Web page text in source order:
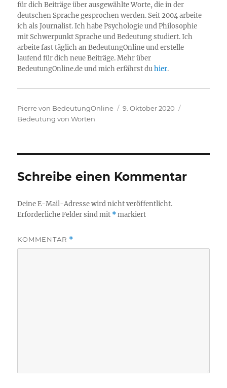
für dich Beiträge über ausgewählte Worte, die in der
deutschen Sprache gesprochen werden. Seit 2004 arbeite
ich als Journalist. Ich habe Psychologie und Philosophie
mit Schwerpunkt Sprache und Bedeutung studiert. Ich
arbeite fast täglich an BedeutungOnline und erstelle
laufend für dich neue Beiträge. Mehr über
BedeutungOnline.de und mich erfährst duhier.
Autor
Pierre von BedeutungOnline
Veröffentlicht
9. Oktober 2020
Bedeutung von Worten
Schreibe einen Kommentar
Deine E-Mail-Adresse wird nicht veröffentlicht.
Erforderliche Felder sind mit *markiert
KOMMENTAR *